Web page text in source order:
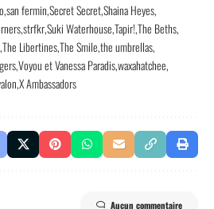
san ferminSecret SecretShaina Heyes
strfkrSuki WaterhouseTapir!The Beths
The LibertinesThe Smilethe umbrellas
Voyou et Vanessa Paradiswaxahatchee
X Ambassadors
Aucun commentaire